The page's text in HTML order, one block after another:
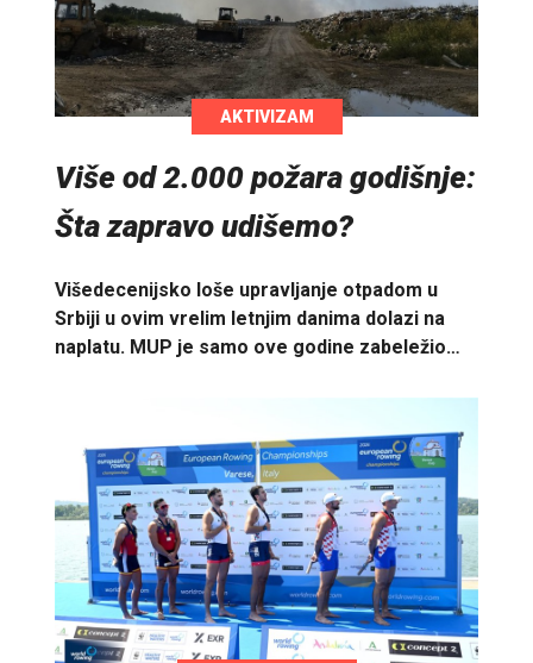
AKTIVIZAM
Više od 2.000 požara godišnje:
Šta zapravo udišemo?
Višedecenijsko loše upravljanje otpadom u
Srbiji u ovim vrelim letnjim danima dolazi na
naplatu. MUP je samo ove godine zabeležio…